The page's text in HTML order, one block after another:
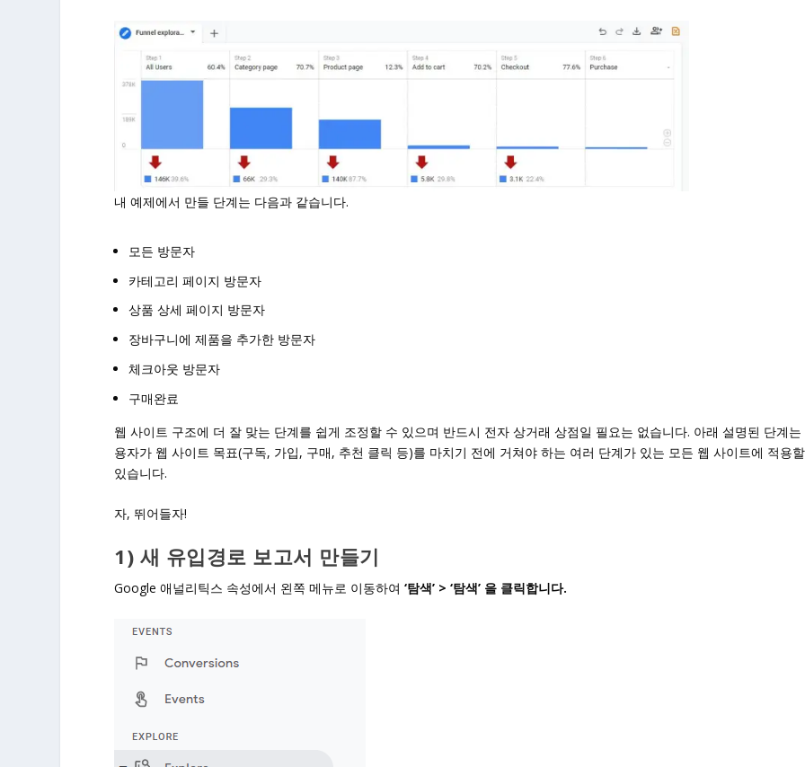
내 예제에서 만들 단계는 다음과 같습니다.
모든 방문자
카테고리 페이지 방문자
상품 상세 페이지 방문자
장바구니에 제품을 추가한 방문자
체크아웃 방문자
구매완료
웹 사이트 구조에 더 잘 맞는 단계를 쉽게 조정할 수 있으며 반드시 전자 상거래 상점일 필요는 없습니다. 아래 설명된 단계는
용자가 웹 사이트 목표(구독, 가입, 구매, 추천 클릭 등)를 마치기 전에 거쳐야 하는 여러 단계가 있는 모든 웹 사이트에 적용
있습니다.
자, 뛰어들자!
1) 새 유입경로 보고서 만들기
Google 애널리틱스 속성에서 왼쪽 메뉴로 이동하여‘탐색’ > ‘탐색’ 을 클릭합니다.